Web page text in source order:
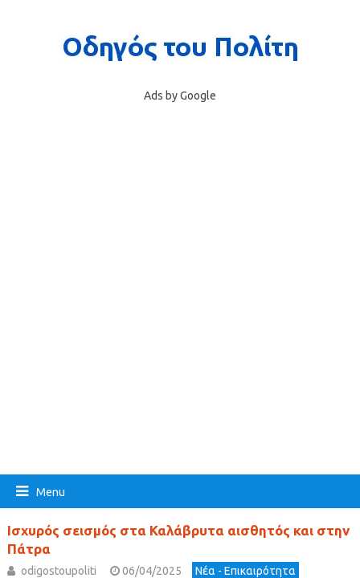
Ads by Google
Menu
Ισχυρός σεισμός στα Καλάβρυτα αισθητός και στην
Πάτρα
odigostoupoliti 06/04/2025
Νέα - Επικαιρότητα